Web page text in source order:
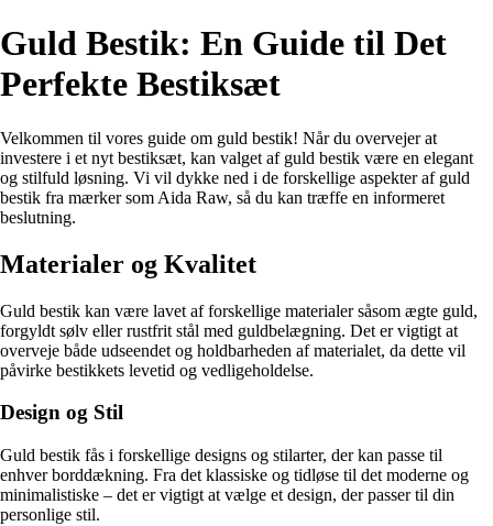
Guld Bestik: En Guide til Det
Perfekte Bestiksæt
Velkommen til vores guide om guld bestik! Når du overvejer at
investere i et nyt bestiksæt, kan valget af guld bestik være en elegant
og stilfuld løsning. Vi vil dykke ned i de forskellige aspekter af guld
bestik fra mærker som Aida Raw, så du kan træffe en informeret
beslutning.
Materialer og Kvalitet
Guld bestik kan være lavet af forskellige materialer såsom ægte guld,
forgyldt sølv eller rustfrit stål med guldbelægning. Det er vigtigt at
overveje både udseendet og holdbarheden af materialet, da dette vil
påvirke bestikkets levetid og vedligeholdelse.
Design og Stil
Guld bestik fås i forskellige designs og stilarter, der kan passe til
enhver borddækning. Fra det klassiske og tidløse til det moderne og
minimalistiske – det er vigtigt at vælge et design, der passer til din
personlige stil.